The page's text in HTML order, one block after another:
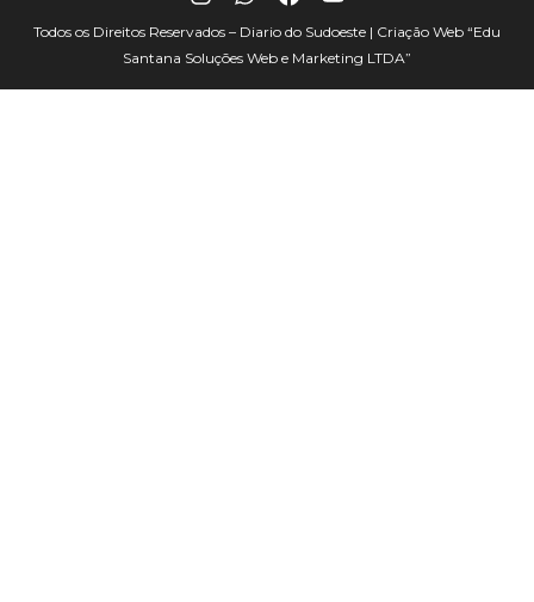
Todos os Direitos Reservados – Diario do Sudoeste | Criação Web “Edu
Santana Soluções Web e Marketing LTDA”